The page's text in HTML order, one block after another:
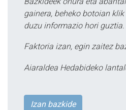
gainera, beheko botoian
duzu informazio hori guztia.
Faktoria izan, egin zaitez
Aiaraldea Hedabideko
Izan bazkide